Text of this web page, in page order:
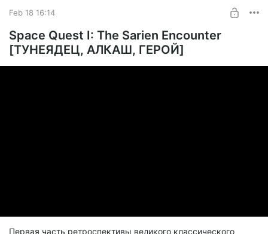
Feb 18 16:14
Space Quest I: The Sarien Encounter
[ТУНЕЯДЕЦ, АЛКАШ, ГЕРОЙ]
Первая часть ретроспективы великого классического